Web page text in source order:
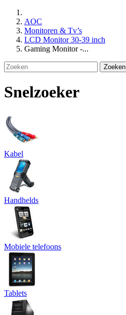
AOC
Monitoren & Tv’s
LCD Monitor 30-39 inch
Gaming Monitor -...
Zoeken
Snelzoeker
Kabel
Handhelds
Mobiele telefoons
Tablets